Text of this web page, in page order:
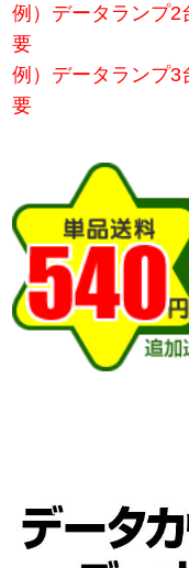
例）データランプ2
要
例）データランプ3
要